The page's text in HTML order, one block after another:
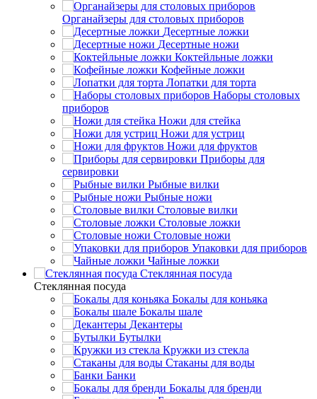
Органайзеры для столовых приборов
Десертные ложки
Десертные ножи
Коктейльные ложки
Кофейные ложки
Лопатки для торта
Наборы столовых
приборов
Ножи для стейка
Ножи для устриц
Ножи для фруктов
Приборы для
сервировки
Рыбные вилки
Рыбные ножи
Столовые вилки
Столовые ложки
Столовые ножи
Упаковки для приборов
Чайные ложки
Стеклянная посуда
Стеклянная посуда
Бокалы для коньяка
Бокалы шале
Декантеры
Бутылки
Кружки из стекла
Стаканы для воды
Банки
Бокалы для бренди